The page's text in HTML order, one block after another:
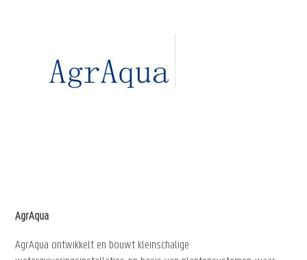
AgrAqua
AgrAqua ontwikkelt en bouwt kleinschalige